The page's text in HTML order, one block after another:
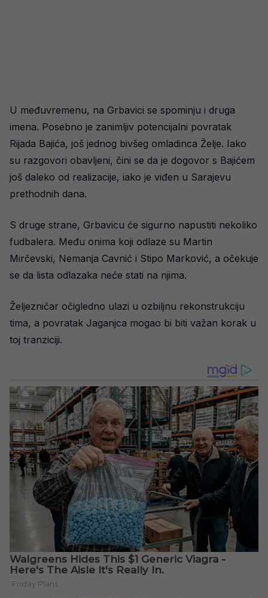
U međuvremenu, na Grbavici se spominju i druga
imena. Posebno je zanimljiv potencijalni povratak
Rijada Bajića, još jednog bivšeg omladinca Želje. Iako
su razgovori obavljeni, čini se da je dogovor s Bajićem
još daleko od realizacije, iako je viđen u Sarajevu
prethodnih dana.
S druge strane, Grbavicu će sigurno napustiti nekoliko
fudbalera. Među onima koji odlaze su Martin
Mirčevski, Nemanja Cavnić i Stipo Marković, a očekuje
se da lista odlazaka neće stati na njima.
Željezničar očigledno ulazi u ozbiljnu rekonstrukciju
tima, a povratak Jaganjca mogao bi biti važan korak u
toj tranziciji.